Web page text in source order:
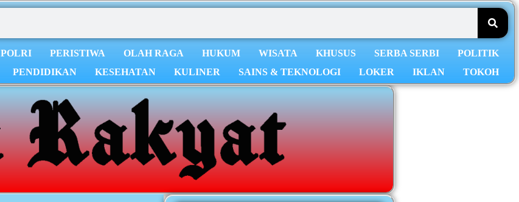
POLRI PERISTIWA OLAH RAGA HUKUM WISATA KHUSUS SERBA SERBI
POLITIK
PENDIDIKAN KESEHATAN KULINER SAINS & TEKNOLOGI LOKER IKLAN TOKOH